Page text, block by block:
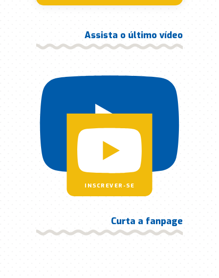
Assista o último vídeo
INSCREVER-SE
Curta a fanpage